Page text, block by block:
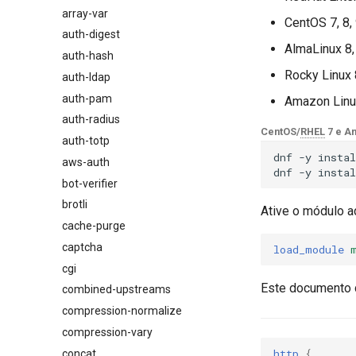
$browser_name
$browser_version
$device_brand
$device_json
$device_model
$device_type
$is_ai_crawler
$is_bot
$is_console
$is_desktop
$is_mobile
$is_tablet
$is_wearable
$os_family
$os_name
$os_version
array-var
auth-digest
auth-hash
auth-ldap
auth-pam
auth-radius
auth-totp
aws-auth
bot-verifier
brotli
cache-purge
captcha
cgi
combined-upstreams
compression-normalize
compression-vary
concat
CentOS 7, 8,
AlmaLinux
Rocky Linux
Amazon
CentOS/RHEL 7 e
dnf -y
dnf -y
Ative o módulo
load_module
Este